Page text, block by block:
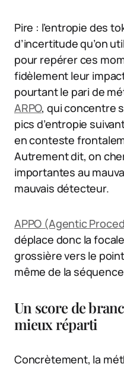
Pire : l’entropie des
d’incertitude qu’on
pour repérer ces
fidèlement leur
pourtant le pari de
ARPO, qui concentre
pics d’entropie
en conteste
Autrement dit, on
importantes au
mauvais détecteur.
APPO (Agentic
déplace donc la
grossière vers le
même de la
Un score de
mieux réparti
Concrètement, la